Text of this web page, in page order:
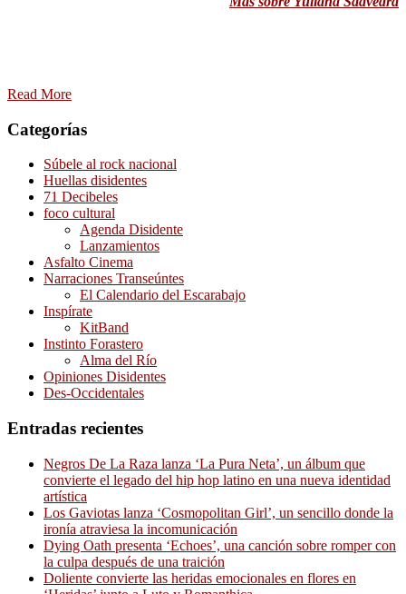
Read More
Categorías
Súbele al rock nacional
Huellas disidentes
71 Decibeles
foco cultural
Agenda Disidente
Lanzamientos
Asfalto Cinema
Narraciones Transeúntes
El Calendario del Escarabajo
Inspírate
KitBand
Instinto Forastero
Alma del Río
Opiniones Disidentes
Des-Occidentales
Entradas recientes
Negros De La Raza lanza ‘La Pura Neta’, un álbum que
convierte el legado del hip hop latino en una nueva identidad
artística
Los Gaviotas lanza ‘Cosmopolitan Girl’, un sencillo donde la
ironía atraviesa la incomunicación
Dying Oath presenta ‘Echoes’, una canción sobre romper con
la culpa después de una traición
Doliente convierte las heridas emocionales en flores en